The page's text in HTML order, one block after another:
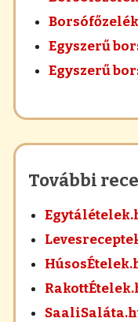
Egyszerű
Egyszerű
További